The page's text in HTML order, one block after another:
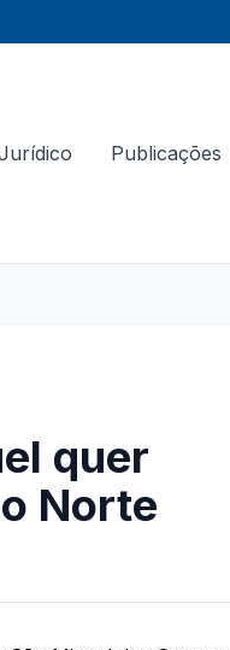
Publicações
quer
Norte